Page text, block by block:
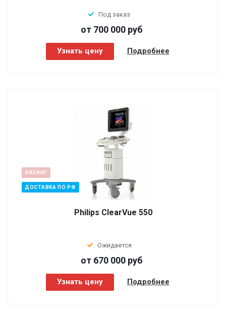
Под заказ
от 700 000 руб
Узнать цену Подробнее
ЛИЗИНГ
ДОСТАВКА ПО РФ
Philips ClearVue 550
Ожидается
от 670 000 руб
Узнать цену Подробнее